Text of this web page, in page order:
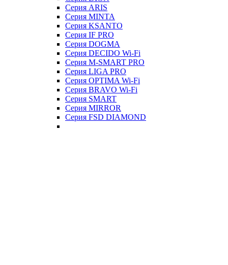
Серия ARIS
Серия MINTA
Серия KSANTO
Серия IF PRO
Серия DOGMA
Серия DECIDO Wi-Fi
Серия M-SMART PRO
Серия LIGA PRO
Серия OPTIMA Wi-Fi
Серия BRAVO Wi-Fi
Серия SMART
Серия MIRROR
Серия FSD DIAMOND